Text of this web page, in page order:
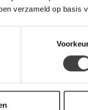
verzameld op basis